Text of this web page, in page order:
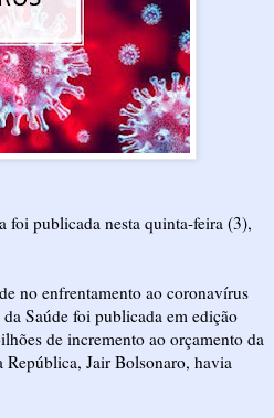
foi publicada nesta quinta-feira (3),
no enfrentamento ao coronavírus
Saúde foi publicada em edição
de incremento ao orçamento da
República, Jair Bolsonaro, havia